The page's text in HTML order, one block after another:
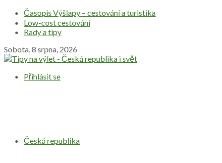
Časopis Výšlapy – cestování a turistika
Low-cost cestování
Rady a tipy
Sobota, 8 srpna, 2026
Přihlásit se
Česká republika